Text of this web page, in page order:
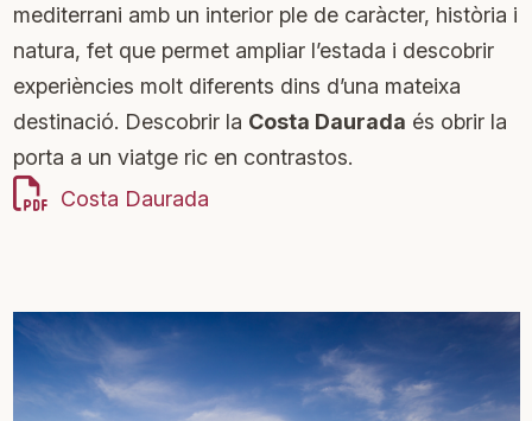
mediterrani amb un interior ple de caràcter, història i
natura, fet que permet ampliar l’estada i descobrir
experiències molt diferents dins d’una mateixa
destinació. Descobrir la Costa Daurada és obrir la
porta a un viatge ric en contrastos.
Costa Daurada